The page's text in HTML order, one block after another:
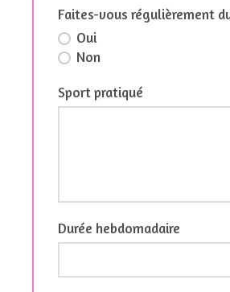
Faites-vous régulièrement
Oui
Non
Sport pratiqué
Durée hebdomadaire